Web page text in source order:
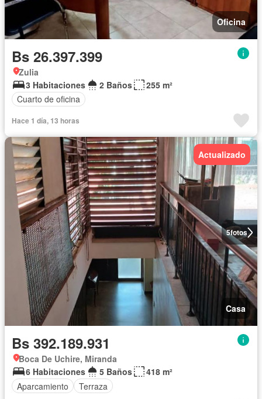
Oficina
Bs 26.397.399
Zulia
3 Habitaciones
2 Baños
255 m²
Cuarto de oficina
Hace 1 día, 13 horas
5fotos
Actualizado
Casa
Bs 392.189.931
Boca De Uchire, Miranda
6 Habitaciones
5 Baños
418 m²
Aparcamiento
Terraza